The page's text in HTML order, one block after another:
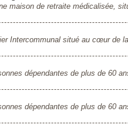
maison de retraite médicalisée,
Intercommunal situé au cœur de
dépendantes de plus de 60
dépendantes de plus de 60